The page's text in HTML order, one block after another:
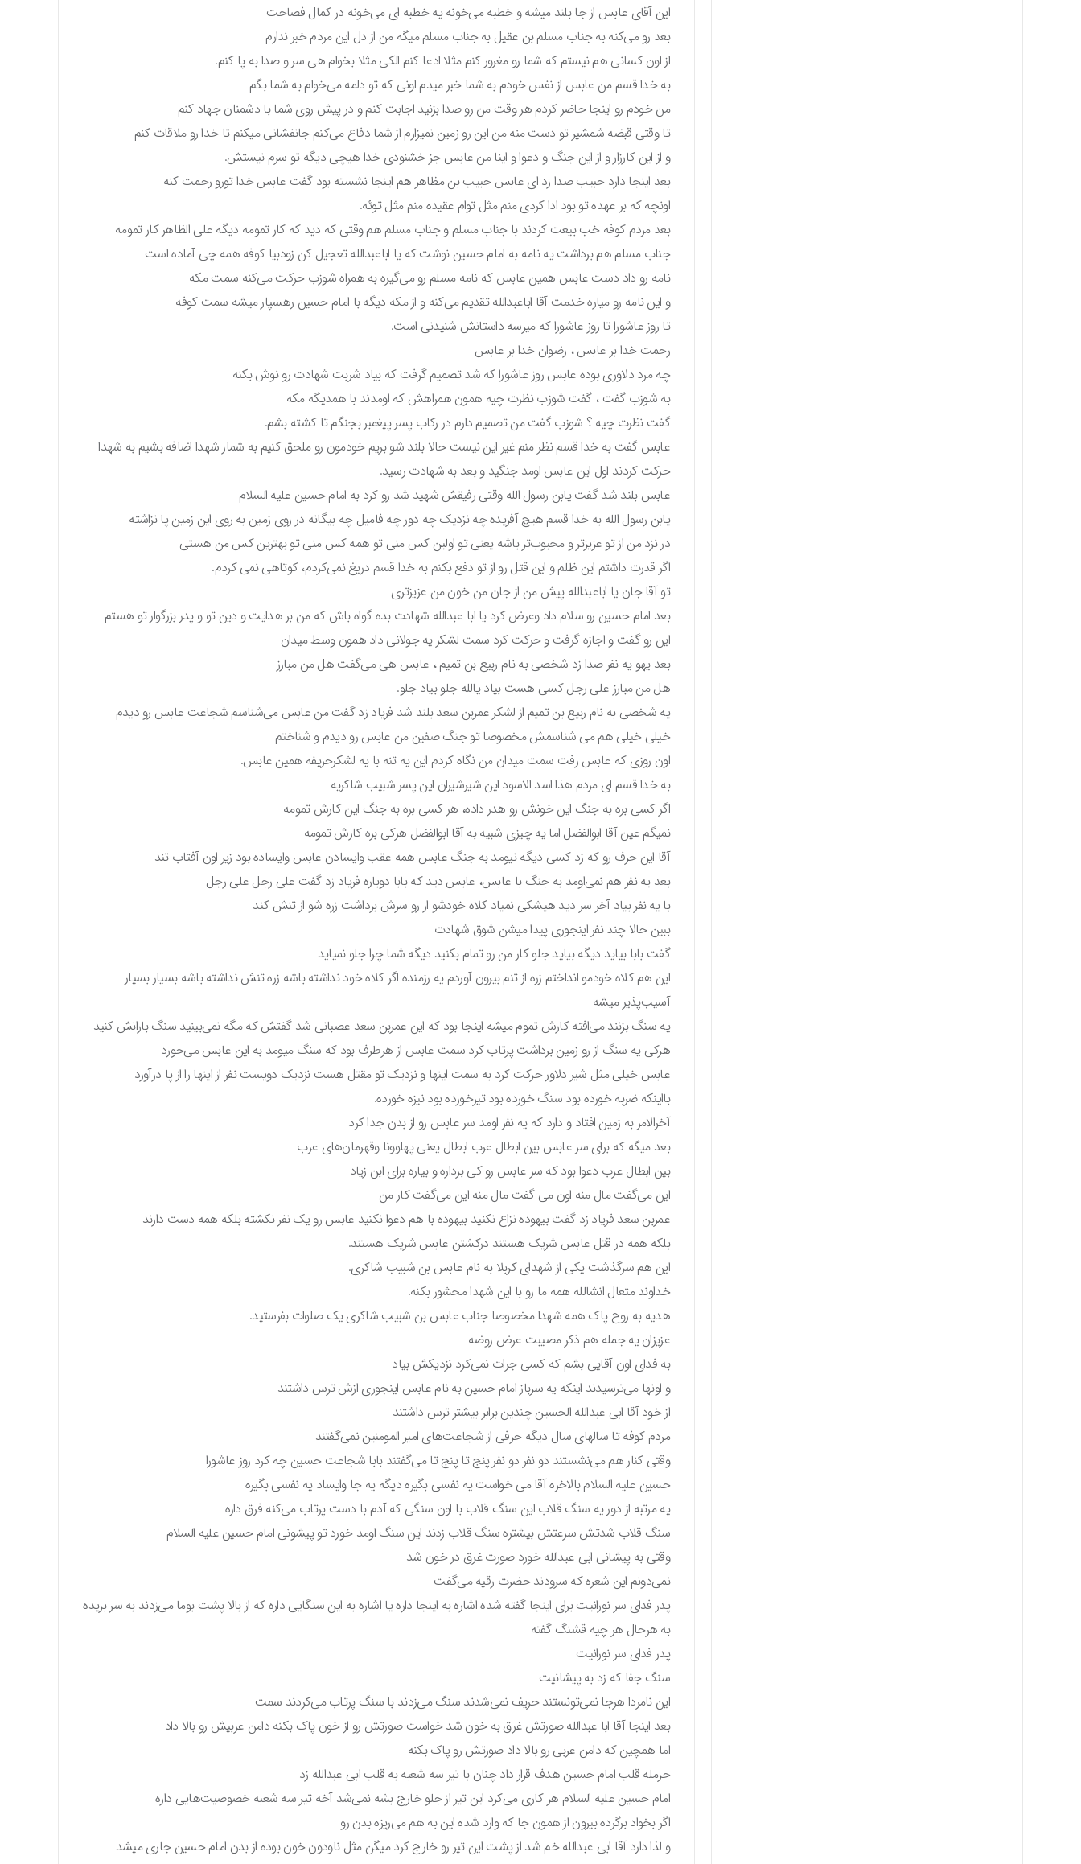
این آقای عابس از جا بلند میشه و خطبه می‌خونه یه خطبه ای می‌خونه در کمال فصاحت
بعد رو می‌کنه به جناب مسلم بن عقیل به جناب مسلم میگه من از دل این مردم خبر ندارم
از اون کسانی هم نیستم که شما رو مغرور کنم مثلا ادعا کنم الکی مثلا بخوام هی سر و صدا به پا کنم.
به خدا قسم من عابس از نفس خودم به شما خبر میدم اونی که تو دلمه می‌خوام به شما بگم
من خودم رو اینجا حاضر کردم هر وقت من رو صدا بزنید اجابت کنم و در پیش روی شما با دشمنان جهاد کنم
تا وقتی قبضه شمشیر تو دست منه من این رو زمین نمیزارم از شما دفاع می‌کنم جانفشانی میکنم تا خدا رو ملاقات کنم
و از این کارزار و از این جنگ و دعوا و اینا من عابس جز خشنودی خدا هیچی دیگه تو سرم نیستش.
بعد اینجا دارد حبیب صدا زد ای عابس حبیب بن مظاهر هم اینجا نشسته بود گفت عابس خدا تورو رحمت کنه
اونچه که بر عهده تو بود ادا کردی منم مثل توام عقیده منم مثل توئه.
بعد مردم کوفه خب بیعت کردند با جناب مسلم و جناب مسلم هم وقتی که دید که کار تمومه دیگه علی الظاهر کار تمومه
جناب مسلم هم برداشت یه نامه به امام حسین نوشت که یا اباعبدالله تعجیل کن زودبیا کوفه همه چی آماده است
نامه رو داد دست عابس همین عابس که نامه مسلم رو می‌گیره به همراه شوزب حرکت می‌کنه سمت مکه
و این نامه رو میاره خدمت آقا اباعبدالله تقدیم می‌کنه و از مکه دیگه با امام حسین رهسپار میشه سمت کوفه
تا روز عاشورا تا روز عاشورا که میرسه داستانش شنیدنی است.
رحمت خدا بر عابس ، رضوان خدا بر عابس
چه مرد دلاوری بوده عابس روز عاشورا که شد تصمیم گرفت که بیاد شربت شهادت رو نوش بکنه
به شوزب گفت ، گفت شوزب نظرت چیه همون همراهش که اومدند با همدیگه مکه
گفت نظرت چیه ؟ شوزب گفت من تصمیم دارم در رکاب پسر پیغمبر بجنگم تا کشته بشم.
عابس گفت به خدا قسم نظر منم غیر این نیست حالا بلند شو بریم خودمون رو ملحق کنیم به شمار شهدا اضافه بشیم به شهدا
حرکت کردند اول این عابس اومد جنگید و بعد به شهادت رسید.
عابس بلند شد گفت یابن رسول الله وقتی رفیقش شهید شد رو کرد به امام حسین علیه السلام
یابن رسول الله به خدا قسم هیچ آفریده چه نزدیک چه دور چه فامیل چه بیگانه در روی زمین به روی این زمین‌ پا نزاشته
در نزد من از تو عزیزتر و محبوب‌تر باشه یعنی تو اولین کس منی تو همه کس منی تو بهترین کس من هستی
اگر قدرت داشتم این ظلم و این قتل رو از تو دفع بکنم به خدا قسم دریغ نمی‌کردم، کوتاهی نمی کردم.
تو آقا جان یا اباعبدالله پیش من از جان من خون من عزیزتری
بعد امام حسین رو سلام داد وعرض کرد یا ابا عبدالله شهادت بده گواه باش که من بر هدایت و دین تو و پدر بزرگوار تو هستم
این رو گفت و اجازه گرفت و حرکت کرد سمت لشکر یه جولانی داد همون وسط میدان
بعد یهو یه نفر صدا زد شخصی به نام ربیع بن تمیم ، عابس هی می‌گفت هل من مبارز
هل من مبارز علی رجل کسی هست بیاد یالله جلو بیاد جلو.
یه شخصی به نام ربیع بن تمیم از لشکر عمربن سعد بلند شد فریاد زد گفت من عابس می‌شناسم شجاعت عابس رو دیدم
خیلی خیلی هم می‌ شناسمش مخصوصا تو جنگ صفین من عابس رو دیدم و شناختم
اون روزی که عابس رفت سمت میدان من نگاه کردم این یه تنه با یه لشکرحریفه همین عابس.
به خدا قسم ای مردم هذا اسد الاسود این شیرشیران این پسر شبیب شاکریه
اگر کسی بره به جنگ این خونش رو هدر داده، هر کسی بره به جنگ این کارش تمومه
نمیگم عین آقا ابوالفضل اما یه چیزی شبیه به آقا ابوالفضل هرکی بره کارش تمومه
آقا این حرف رو که زد کسی دیگه نیومد به جنگ عابس همه عقب وایسادن عابس وایساده بود زیر اون آفتاب تند
بعد یه نفر هم نمی‌اومد به جنگ با عابس، عابس دید که بابا دوباره فریاد زد گفت علی رجل علی رجل
با یه نفر بیاد آخر سر دید هیشکی نمیاد کلاه خودشو از رو سرش برداشت زره شو از تنش کند
ببین حالا چند نفر اینجوری پیدا میشن شوق شهادت
گفت بابا بیاید دیگه بیاید جلو کار من رو تمام بکنید دیگه شما چرا جلو نمیاید
این هم کلاه خودمو انداختم زره از تنم بیرون آوردم یه رزمنده اگر کلاه خود نداشته باشه زره تنش نداشته باشه بسیار بسیار
آسیب‌پذیر میشه
یه سنگ بزنند می‌افته کارش تموم میشه اینجا بود که این عمربن سعد عصبانی شد گفتش که مگه نمی‌بینید سنگ بارانش کنید
هرکی یه سنگ از رو زمین برداشت پرتاب کرد سمت عابس از هرطرف بود که سنگ میومد به این عابس می‌خورد
عابس خیلی مثل شیر دلاور حرکت کرد به سمت اینها و نزدیک تو مقتل هست نزدیک دویست نفر از اینها را از پا درآورد
بااینکه ضربه خورده بود سنگ خورده بود تیرخورده بود نیزه خورده.
آخرالامر به زمین افتاد و دارد که یه نفر اومد سر عابس رو از بدن جدا کرد
بعد میگه که برای سر عابس بین ابطال عرب ابطال یعنی پهلوونا وقهرمان‌های عرب
بین ابطال عرب دعوا بود که سر عابس رو کی برداره و بیاره برای ابن زیاد
این می‌گفت مال منه اون می گفت مال منه این می‌گفت کار من
عمربن سعد فریاد زد گفت بیهوده نزاع نکنید بیهوده با هم دعوا نکنید عابس رو یک نفر نکشته بلکه همه دست دارند
بلکه همه در قتل عابس شریک هستند درکشتن عابس شریک هستند.
این هم سرگذشت یکی از شهدای کربلا به نام عابس بن شبیب شاکری.
خداوند متعال انشالله همه ما رو با این شهدا محشور بکنه.
هدیه به روح پاک همه شهدا مخصوصا جناب عابس بن شبیب شاکری یک صلوات بفرستید.
عزیزان یه جمله هم ذکر مصیبت عرض روضه
به فدای اون آقایی بشم که کسی جرات نمی‌کرد نزدیکش بیاد
و اونها می‌ترسیدند اینکه یه سرباز امام حسین به نام عابس اینجوری ازش ترس داشتند
از خود آقا ابی عبدالله الحسین چندین برابر بیشتر ترس داشتند
مردم کوفه تا سالهای سال دیگه حرفی از شجاعت‌های امیر المومنین نمی‌گفتند
وقتی کنار هم می‌نشستند دو نفر دو نفر پنج تا پنج تا می‌گفتند بابا شجاعت حسین چه کرد روز عاشورا
حسین علیه السلام بالاخره آقا می خواست یه نفسی بگیره دیگه یه جا وایساد یه نفسی بگیره
یه مرتبه از دور یه سنگ قلاب این سنگ قلاب با اون سنگی که آدم با دست پرتاب می‌کنه فرق داره
سنگ قلاب شدتش سرعتش بیشتره سنگ قلاب زدند این سنگ اومد خورد تو پیشونی امام حسین علیه السلام
وقتی به پیشانی ابی عبدالله خورد صورت غرق در خون شد
نمی‌دونم این شعره که سرودند حضرت رقیه می‌گفت
پدر فدای سر نورانیت برای اینجا گفته شده اشاره به اینجا داره یا اشاره به این سنگایی داره که از بالا پشت بوما می‌زدند به سر بریده
به هرحال هر چیه قشنگ گفته
پدر فدای سر نورانیت
سنگ جفا که زد به پیشانیت
این نامردا هرجا نمی‌تونستند حریف نمی‌شدند سنگ می‌زدند با سنگ پرتاب می‌کردند سمت
بعد اینجا آقا ابا عبدالله صورتش غرق به خون شد خواست صورتش رو از خون پاک بکنه دامن عربیش رو بالا داد
اما همچین که دامن عربی رو بالا داد صورتش رو پاک بکنه
حرمله قلب امام حسین هدف قرار داد چنان با تیر سه شعبه به قلب ابی عبدالله زد
امام حسین علیه السلام هر کاری می‌کرد این تیر از جلو خارج بشه نمی‌شد آخه تیر سه شعبه خصوصیت‌هایی داره
اگر بخواد برگرده بیرون از همون جا که وارد شده این به هم می‌ریزه بدن رو
و لذا دارد آقا ابی عبدالله خم شد از پشت این تیر رو خارج کرد میگن مثل ناودون خون بوده از بدن امام حسین جاری میشد